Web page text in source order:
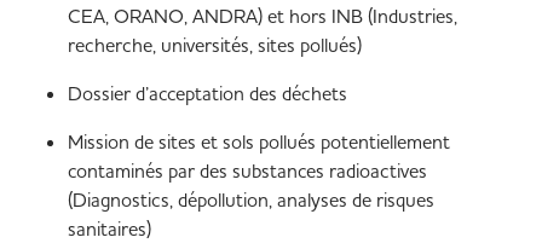
CEA, ORANO, ANDRA) et hors INB (Industries,
recherche, universités, sites pollués)
Dossier d’acceptation des déchets
Mission de sites et sols pollués potentiellement
contaminés par des substances radioactives
(Diagnostics, dépollution, analyses de risques
sanitaires)